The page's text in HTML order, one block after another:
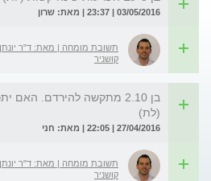
03/05/2016 | 23:37 | מאת: שרון
תשובת מומחה | מאת: ד"ר יונתן
קושניר
בן 2.10 מתקשה להירדם.
(לת)
27/04/2016 | 22:05 | מאת: חני
תשובת מומחה | מאת: ד"ר יונתן
קושניר